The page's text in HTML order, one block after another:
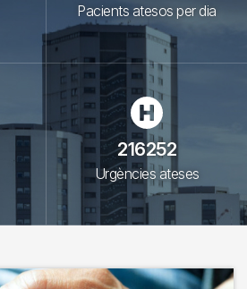
Pacients atesos per dia
216252
Urgències ateses